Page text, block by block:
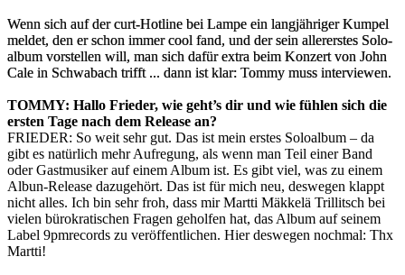
Wenn sich auf der curt-Hotline bei Lampe ein langjähriger Kumpel
meldet, den er schon immer cool fand, und der sein allererstes Solo-
album vorstellen will, man sich dafür extra beim Konzert von John
Cale in Schwabach trifft ... dann ist klar: Tommy muss interviewen.
TOMMY: Hallo Frieder, wie geht’s dir und wie fühlen sich die
ersten Tage nach dem Release an?
FRIEDER: So weit sehr gut. Das ist mein erstes Soloalbum – da
gibt es natürlich mehr Aufregung, als wenn man Teil einer Band
oder Gastmusiker auf einem Album ist. Es gibt viel, was zu einem
Albun-Release dazugehört. Das ist für mich neu, deswegen klappt
nicht alles. Ich bin sehr froh, dass mir Martti Mäkkelä Trillitsch bei
vielen bürokratischen Fragen geholfen hat, das Album auf seinem
Label 9pmrecords zu veröffentlichen. Hier deswegen nochmal: Thx
Martti!